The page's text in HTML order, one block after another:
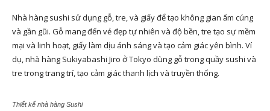
Nhà hàng sushi sử dụng gỗ, tre, và giấy để tạo không gian ấm cúng
và gần gũi. Gỗ mang đến vẻ đẹp tự nhiên và độ bền, tre tạo sự mềm
mại và linh hoạt, giấy làm dịu ánh sáng và tạo cảm giác yên bình. Ví
dụ, nhà hàng Sukiyabashi Jiro ở Tokyo dùng gỗ trong quầy sushi và
tre trong trang trí, tạo cảm giác thanh lịch và truyền thống.
Thiết kế nhà hàng Sushi